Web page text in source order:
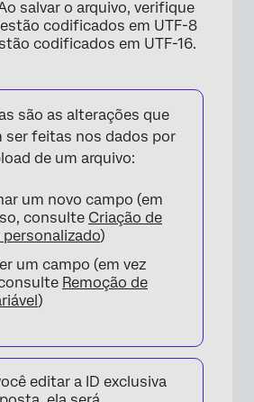
salvar o arquivo, verifique
codificados em UTF-8
codificados em UTF-16.
são as alterações que
ser feitas nos dados por
de um arquivo:
um novo campo (em
consulte Criação de
)
um campo (em vez
Remoção de
)
editar a ID exclusiva